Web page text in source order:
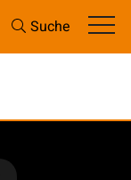
Suche